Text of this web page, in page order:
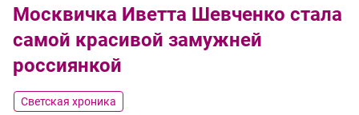
Москвичка Иветта Шевченко стала
самой красивой замужней
россиянкой
Светская хроника